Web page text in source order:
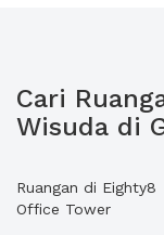
Cari
Wisuda di
Ruangan di Eighty8
Office Tower